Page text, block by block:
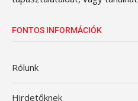
FONTOS INFORMÁCIÓK
Rólunk
Hirdetőknek